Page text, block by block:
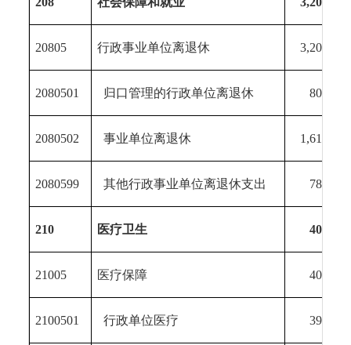
20805 行政事业单位离退休 3,202.41
2080501 归口管理的行政单位离退休 801.30
2080502 事业单位离退休 1,613.95
2080599 其他行政事业单位离退休支出 787.16
210 医疗卫生 404.51
21005 医疗保障 404.51
2100501 行政单位医疗 392.22